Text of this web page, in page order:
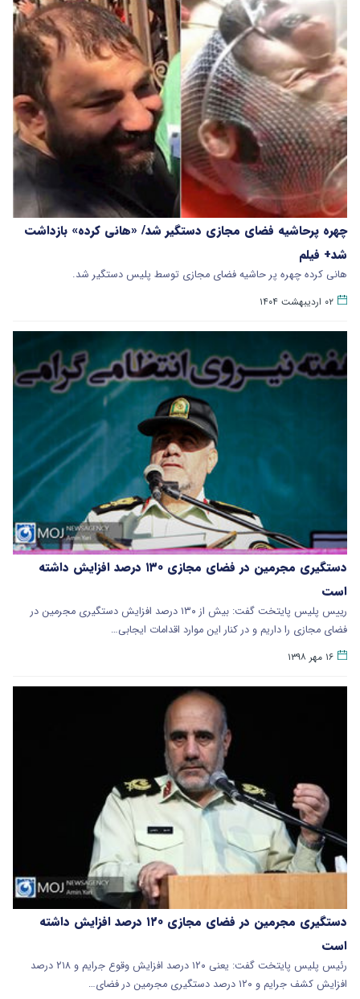
چهره پرحاشیه فضای مجازی دستگیر شد/ «هانی کرده» بازداشت
شد+ فیلم
هانی کرده چهره پر حاشیه فضای مجازی توسط پلیس دستگیر شد.
۰۲ اردیبهشت ۱۴۰۴
دستگیری مجرمین در فضای مجازی ۱۳۰ درصد افزایش داشته
است
رییس پلیس پایتخت گفت: بیش از ۱۳۰ درصد افزایش دستگیری مجرمین در
فضای مجازی را داریم و در کنار این موارد اقدامات ایجابی…
۱۶ مهر ۱۳۹۸
دستگیری مجرمین در فضای مجازی ۱۲۰ درصد افزایش داشته
است
رئیس پلیس پایتخت گفت: یعنی ۱۲۰ درصد افزایش وقوع جرایم و ۲۱۸ درصد
افزایش کشف جرایم و ۱۲۰ درصد دستگیری مجرمین در فضای…